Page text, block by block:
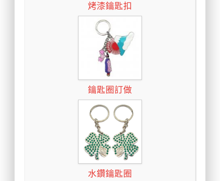
烤漆鑰匙扣
鑰匙圈訂做
水鑽鑰匙圈